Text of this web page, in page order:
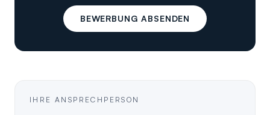
BEWERBUNG ABSENDEN
IHRE ANSPRECHPERSON